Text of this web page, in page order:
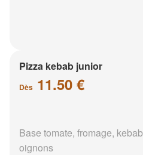
Pizza kebab junior
Dès 11.50 €
Base tomate, fromage,
oignons